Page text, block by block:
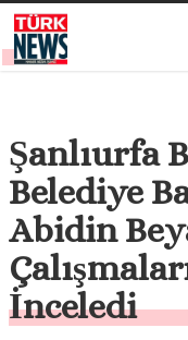
Şanlıurfa
Belediye
Abidin
İnceledi